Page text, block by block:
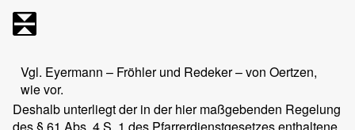
Vgl. Eyermann – Fröhler und Redeker – von Oertzen,
wie vor.
Deshalb unterliegt der in der hier maßgebenden Regelung